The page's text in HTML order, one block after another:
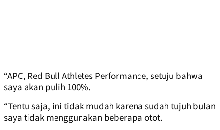
“APC, Red Bull Athletes Performance, setuju bahwa
saya akan pulih 100%.
“Tentu saja, ini tidak mudah karena sudah tujuh bulan
saya tidak menggunakan beberapa otot.